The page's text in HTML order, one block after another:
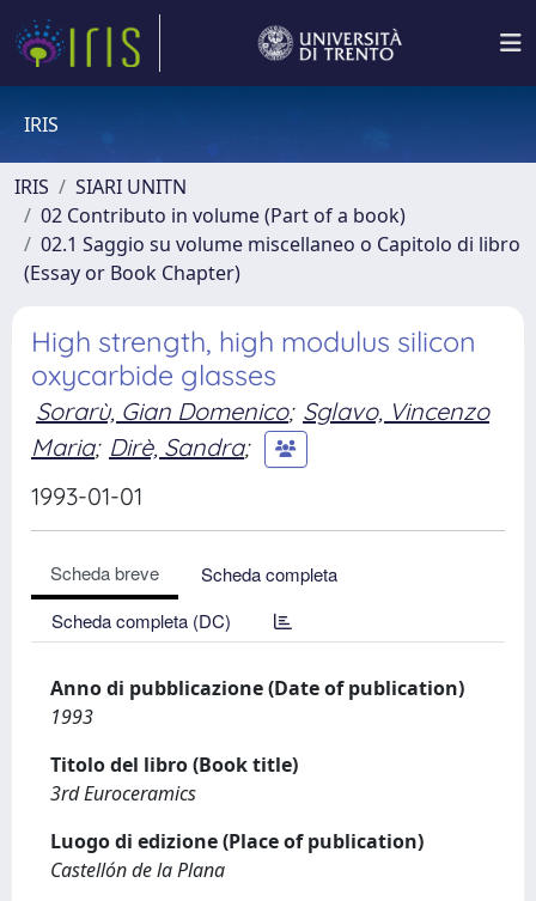
IRIS
IRIS
SIARI UNITN
02 Contributo in volume (Part of a book)
02.1 Saggio su volume miscellaneo o Capitolo di libro
(Essay or Book Chapter)
High strength, high modulus silicon
oxycarbide glasses
Sorarù, Gian Domenico; Sglavo, Vincenzo
Maria; Dirè, Sandra;
1993-01-01
Scheda breve
Scheda completa
Scheda completa (DC)
Anno di pubblicazione (Date of publication)
1993
Titolo del libro (Book title)
3rd Euroceramics
Luogo di edizione (Place of publication)
Castellón de la Plana